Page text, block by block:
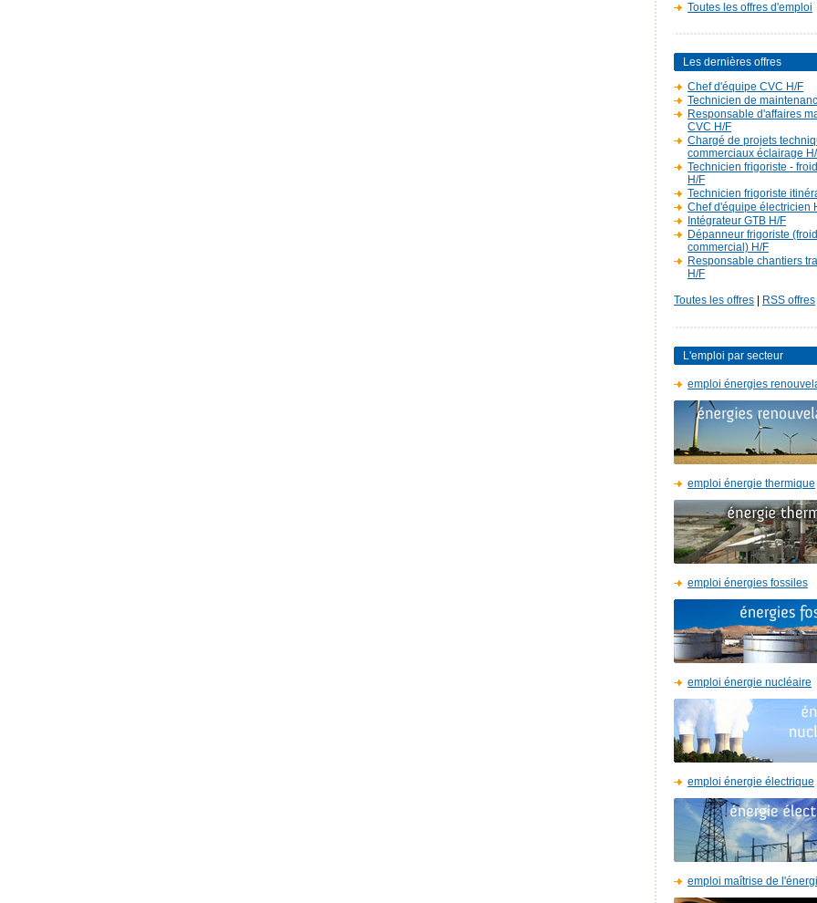
Toutes les offres d'emploi
Les dernières offres
Chef d'équipe CVC H/F
Technicien de
Responsable d'affaires
CVC H/F
Chargé de projets
commerciaux éclairage
Technicien frigoriste -
H/F
Technicien frigoriste
Chef d'équipe électricien
Intégrateur GTB H/F
Dépanneur frigoriste (froid
commercial) H/F
Responsable chantiers
H/F
Toutes les offres RSS offres
L'emploi par secteur
emploi énergies
emploi énergie thermique
emploi énergies fossiles
emploi énergie nucléaire
emploi énergie électrique
emploi maîtrise de